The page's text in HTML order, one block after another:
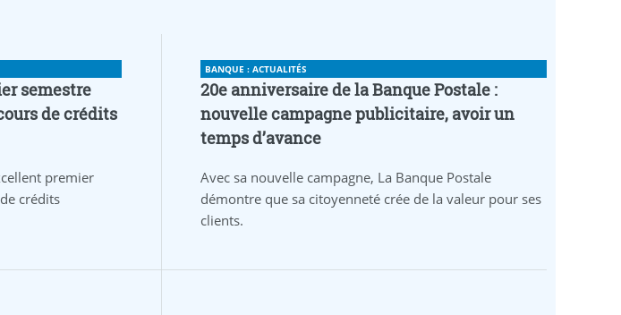
semestre
de crédits
premier
crédits
BANQUE : ACTUALITÉS
20e anniversaire de la Banque Postale :
nouvelle campagne publicitaire, avoir un
temps d’avance
Avec sa nouvelle campagne, La Banque Postale
démontre que sa citoyenneté crée de la valeur pour ses
clients.